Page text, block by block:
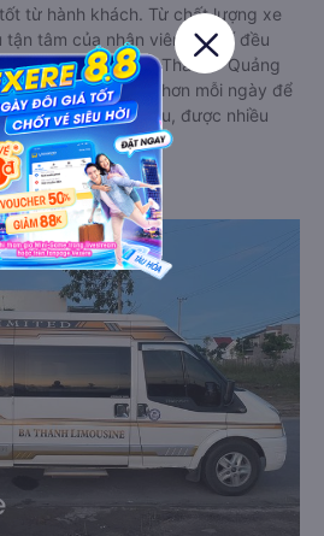
từ hành khách. Từ chất lượng xe
tâm của nhân viên, tài xế đều
hài lòng. Xe đi Núi Thành - Quảng
Nẵng luôn nỗ lực hơn mỗi ngày để
xe khách hàng đầu, được nhiều
lựa chọn.
Limousine